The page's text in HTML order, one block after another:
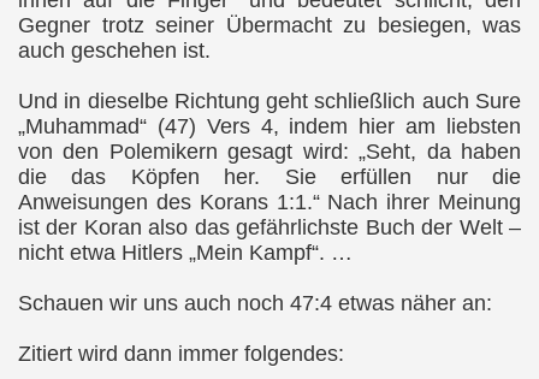
Gegner trotz seiner Übermacht zu besiegen, was
auch geschehen ist.
Und in dieselbe Richtung geht schließlich auch Sure
„Muhammad“ (47) Vers 4, indem hier am liebsten
von den Polemikern gesagt wird: „Seht, da haben
die das Köpfen her. Sie erfüllen nur die
Anweisungen des Korans 1:1.“ Nach ihrer Meinung
ist der Koran also das gefährlichste Buch der Welt –
nicht etwa Hitlers „Mein Kampf“. …
Schauen wir uns auch noch 47:4 etwas näher an:
Zitiert wird dann immer folgendes: